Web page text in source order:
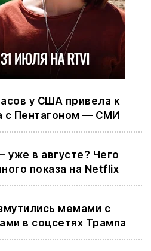
у США привела к
с Пентагоном — СМИ
уже в августе? Чего
показа на Netflix
мемами с
в соцсетях Трампа